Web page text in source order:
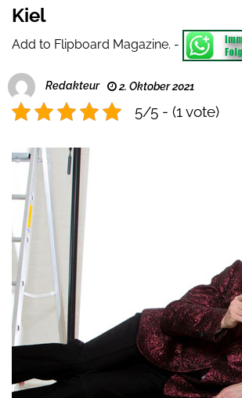
Kiel
Add to Flipboard Magazine. -
Redakteur 2. Oktober 2021
5/5 - (1 vote)